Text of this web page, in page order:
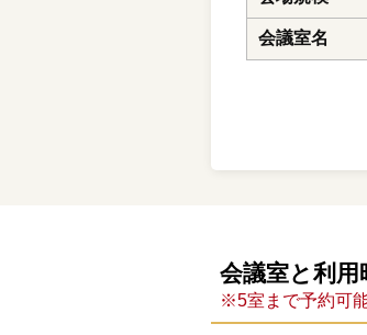
会議室名
会議室と利
※5室まで予約可